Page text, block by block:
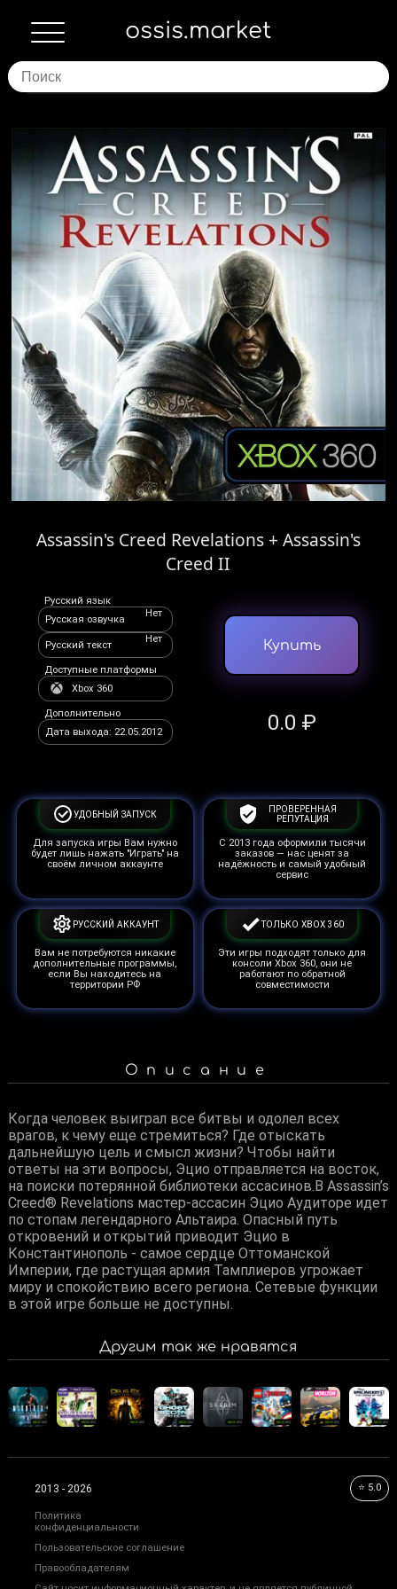
ossis.market
Assassin's Creed Revelations + Assassin's
Creed II
Русский язык
Русская озвучка
Нет
Русский текст
Нет
Доступные платформы
Xbox 360
Дополнительно
Дата выхода: 22.05.2012
Купить
0.0 ₽
УДОБНЫЙ ЗАПУСК
Для запуска игры Вам нужно
будет лишь нажать "Играть" на
своём личном аккаунте
ПРОВЕРЕННАЯ
РЕПУТАЦИЯ
С 2013 года оформили тысячи
заказов — нас ценят за
надёжность и самый удобный
сервис
РУССКИЙ АККАУНТ
Вам не потребуются никакие
дополнительные программы,
если Вы находитесь на
территории РФ
ТОЛЬКО XBOX 360
Эти игры подходят только для
консоли Xbox 360, они не
работают по обратной
совместимости
Описание
Когда человек выиграл все битвы и одолел всех
врагов, к чему еще стремиться? Где отыскать
дальнейшую цель и смысл жизни? Чтобы найти
ответы на эти вопросы, Эцио отправляется на восток,
на поиски потерянной библиотеки ассасинов.В Assassin’s
Creed® Revelations мастер-ассасин Эцио Аудиторе идет
по стопам легендарного Альтаира. Опасный путь
откровений и открытий приводит Эцио в
Константинополь - самое сердце Оттоманской
Империи, где растущая армия Тамплиеров угрожает
миру и спокойствию всего региона. Сетевые функции
в этой игре больше не доступны.
Другим так же нравятся
2013 - 2026 ⭐ 5.0
Политика
конфиденциальности
Пользовательское соглашение
Правообладателям